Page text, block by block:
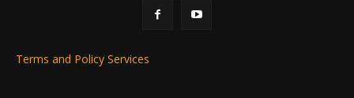
Terms and Policy Services